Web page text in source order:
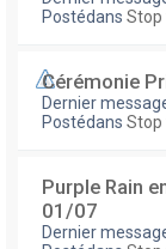
Postédans Stop
Cérémonie
Dernier
Postédans Stop
Purple Rain
01/07
Dernier